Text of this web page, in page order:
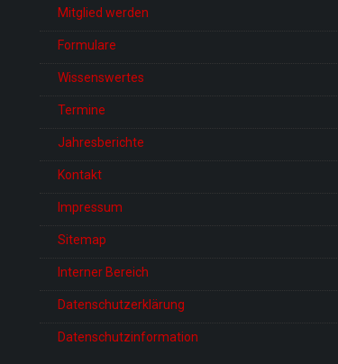
Mitglied werden
Formulare
Wissenswertes
Termine
Jahresberichte
Kontakt
Impressum
Sitemap
Interner Bereich
Datenschutzerklärung
Datenschutzinformation